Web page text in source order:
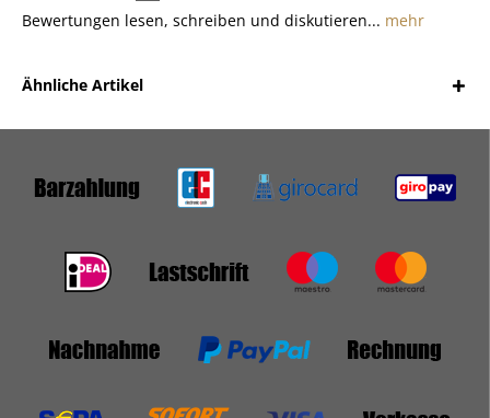
Bewertungen lesen, schreiben und diskutieren... mehr
Ähnliche Artikel